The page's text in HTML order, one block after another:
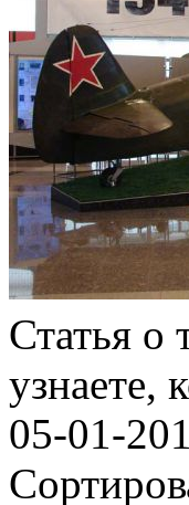
Статья о
узнаете,
05-01-